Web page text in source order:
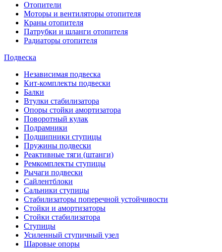
Отопители
Моторы и вентиляторы отопителя
Краны отопителя
Патрубки и шланги отопителя
Радиаторы отопителя
Подвеска
Независимая подвеска
Кит-комплекты подвески
Балки
Втулки стабилизатора
Опоры стойки амортизатора
Поворотный кулак
Подрамники
Подшипники ступицы
Пружины подвески
Реактивные тяги (штанги)
Ремкомплекты ступицы
Рычаги подвески
Сайлентблоки
Сальники ступицы
Стабилизаторы поперечной устойчивости
Стойки и амортизаторы
Стойки стабилизатора
Ступицы
Усиленный ступичный узел
Шаровые опоры